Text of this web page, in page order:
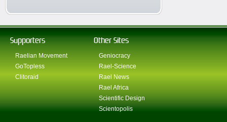
Supporters
Raelian Movement
GoTopless
Clitoraid
Other Sites
Geniocracy
Rael-Science
Rael News
Rael Africa
Scientific Design
Scientopolis